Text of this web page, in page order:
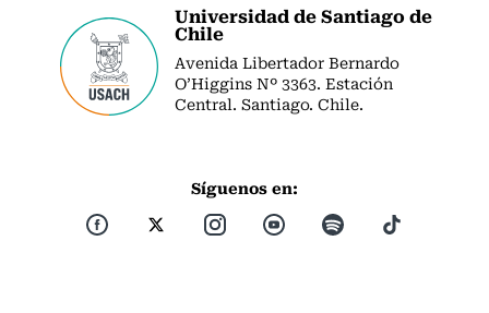
Universidad de Santiago de
Chile
Avenida Libertador Bernardo
O’Higgins Nº 3363. Estación
Central. Santiago. Chile.
Síguenos en: